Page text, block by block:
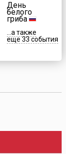
День
белого
гриба
...а также
еще 33 события